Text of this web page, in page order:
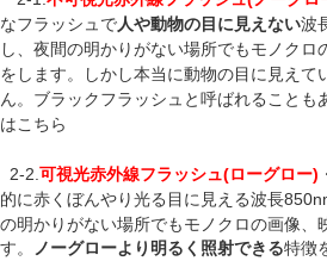
なフラッシュで人や動物の目に見えない波
し、 夜間の明かりがない場所でもモノクロ
をします。しかし本当に動物の目に見えて
ん。ブラックフラッシュと呼ばれることも
はこちら
2-2. 可視光赤外線フラッシュ(ローグロー)
的に赤くぼんやり光る目に見える波長
の明かりがない場所でもモノクロの画像、
す。
ノーグローより明るく照射できる特徴